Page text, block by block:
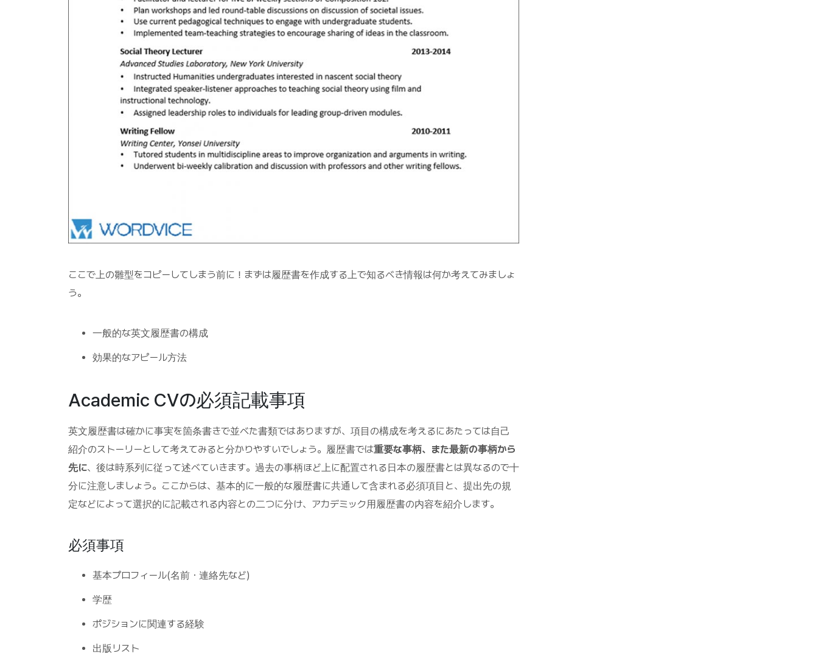
ここで上の雛型をコピーしてしまう前に！まずは履歴書を作成する上で知るべき情報は何か考えてみましょ
う。
一般的な英文履歴書の構成
効果的なアピール方法
Academic CVの必須記載事項
英文履歴書は確かに事実を箇条書きで並べた書類ではありますが、項目の構成を考えるにあたっては自己
紹介のストーリーとして考えてみると分かりやすいでしょう。履歴書では重要な事柄、また最新の事柄から
先に、後は時系列に従って述べていきます。過去の事柄ほど上に配置される日本の履歴書とは異なるので十
分に注意しましょう。ここからは、基本的に一般的な履歴書に共通して含まれる必須項目と、提出先の規
定などによって選択的に記載される内容との二つに分け、アカデミック用履歴書の内容を紹介します。
必須事項
基本プロフィール(名前・連絡先など)
学歴
ポジションに関連する経験
出版リスト